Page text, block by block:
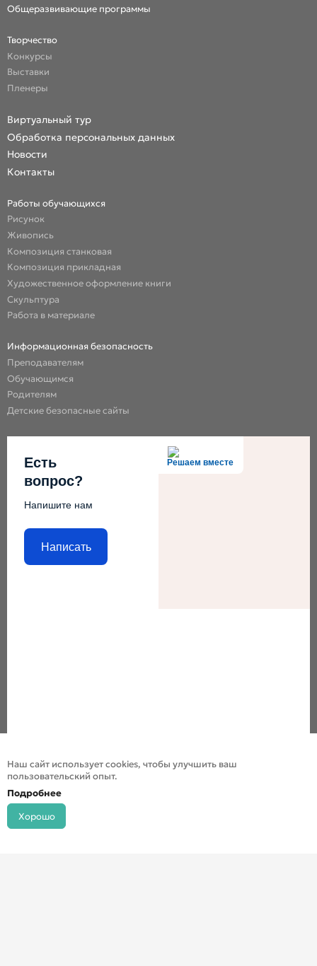
Общеразвивающие программы
Творчество
Конкурсы
Выставки
Пленеры
Виртуальный тур
Обработка персональных данных
Новости
Контакты
Работы обучающихся
Рисунок
Живопись
Композиция станковая
Композиция прикладная
Художественное оформление книги
Скульптура
Работа в материале
Информационная безопасность
Преподавателям
Обучающимся
Родителям
Детские безопасные сайты
Решаем вместе
Есть
вопрос?
Напишите нам
Написать
Наш сайт использует cookies, чтобы улучшить ваш
пользовательский опыт.
Подробнее
Хорошо